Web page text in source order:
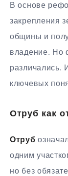
В основе
закрепления
общины и
владение. Но
различались.
ключевых
Отруб как
Отруб
одним
но без